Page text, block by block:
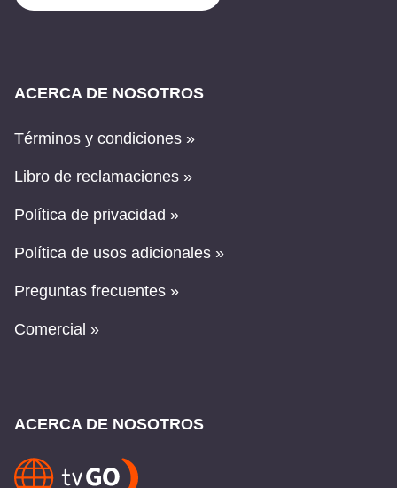
ACERCA DE NOSOTROS
Términos y condiciones »
Libro de reclamaciones »
Política de privacidad »
Política de usos adicionales »
Preguntas frecuentes »
Comercial »
ACERCA DE NOSOTROS